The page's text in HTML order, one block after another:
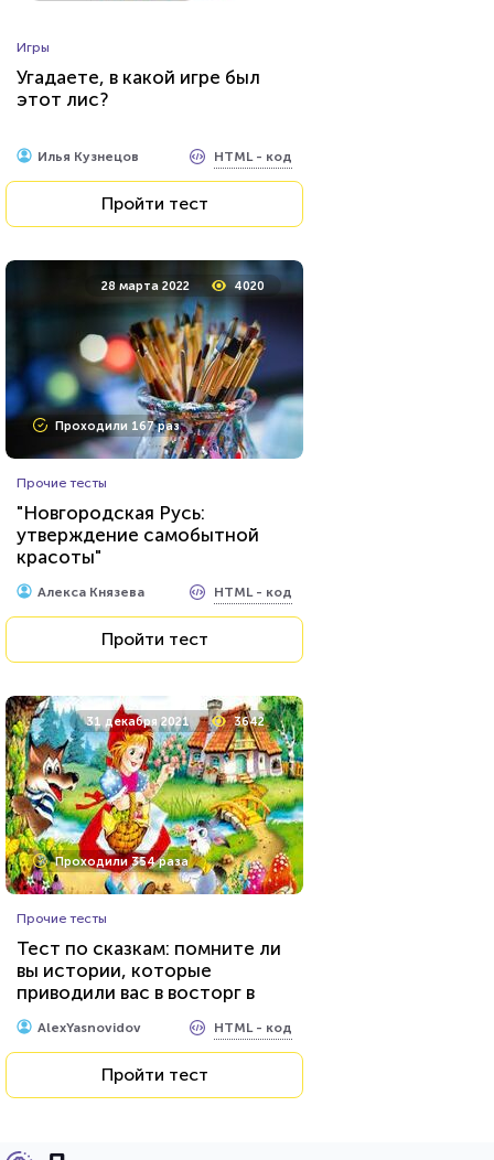
Игры
Угадаете, в какой игре был
этот лис?
Илья Кузнецов HTML - код
Пройти тест
28 марта 2022 4020
Проходили 167 раз
Прочие тесты
"Новгородская Русь:
утверждение самобытной
красоты"
Алекса Князева HTML - код
Пройти тест
31 декабря 2021 3642
Проходили 354 раза
Прочие тесты
Тест по сказкам: помните ли
вы истории, которые
приводили вас в восторг в
детстве?
AlexYasnovidov HTML - код
Пройти тест